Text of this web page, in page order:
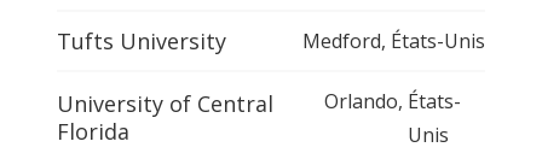
Tufts University Medford, États-Unis
University of Central
Florida
Orlando, États-
Unis